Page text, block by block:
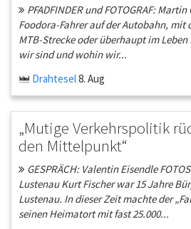
PFADFINDER und FOTOGRAF:
Foodora-Fahrer auf der Autobahn, mit
MTB-Strecke oder überhaupt im
wir sind und wohin wir...
Drahtesel8. Aug
„Mutige Verkehrspolitik
den Mittelpunkt“
GESPRÄCH: Valentin Eisendle
Lustenau Kurt Fischer war 15 Jahre
Lustenau. In dieser Zeit machte der
seinen Heimatort mit fast 25.000...